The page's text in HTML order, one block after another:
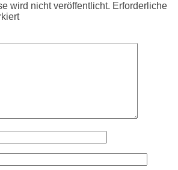
wird nicht veröffentlicht. Erforderliche